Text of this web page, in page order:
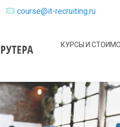
course@it-recruiting.ru
КУРСЫ И